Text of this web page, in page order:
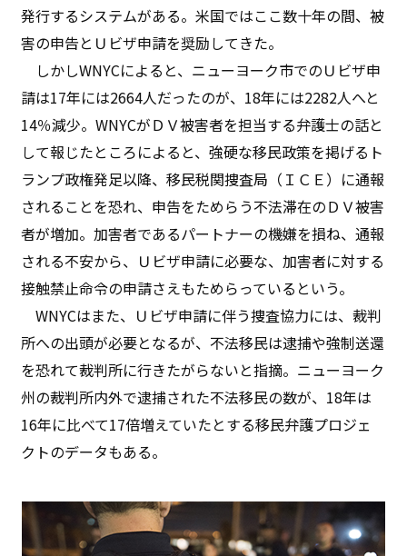
発行するシステムがある。米国ではここ数十年の間、被
害の申告とＵビザ申請を奨励してきた。
しかしWNYCによると、ニューヨーク市でのＵビザ申
請は17年には2664人だったのが、18年には2282人へと
14％減少。WNYCがＤＶ被害者を担当する弁護士の話と
して報じたところによると、強硬な移民政策を掲げるト
ランプ政権発足以降、移民税関捜査局（ＩＣＥ）に通報
されることを恐れ、申告をためらう不法滞在のＤＶ被害
者が増加。加害者であるパートナーの機嫌を損ね、通報
される不安から、Ｕビザ申請に必要な、加害者に対する
接触禁止命令の申請さえもためらっているという。
WNYCはまた、Ｕビザ申請に伴う捜査協力には、裁判
所への出頭が必要となるが、不法移民は逮捕や強制送還
を恐れて裁判所に行きたがらないと指摘。ニューヨーク
州の裁判所内外で逮捕された不法移民の数が、18年は
16年に比べて17倍増えていたとする移民弁護プロジェ
クトのデータもある。